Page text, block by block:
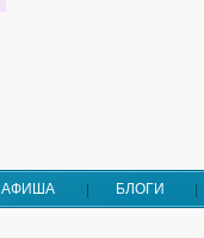
АФИША БЛОГИ